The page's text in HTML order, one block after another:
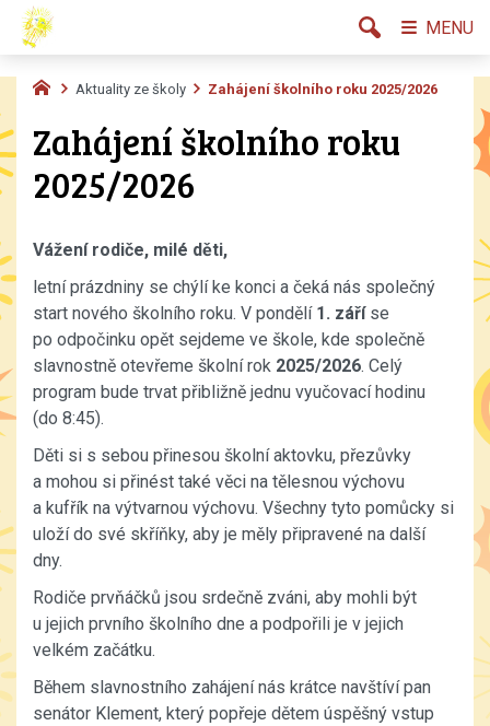
Aktuality ze školy Zahájení školního roku 2025/2026
Zahájení školního roku
2025/2026
Vážení rodiče, milé děti,
letní prázdniny se chýlí ke konci a čeká nás společný
start nového školního roku. V pondělí 1. záříse
po odpočinku opět sejdeme ve škole, kde společně
slavnostně otevřeme školní rok 2025/2026. Celý
program bude trvat přibližně jednu vyučovací hodinu
(do 8:45).
Děti si s sebou přinesou školní aktovku, přezůvky
a mohou si přinést také věci na tělesnou výchovu
a kufřík na výtvarnou výchovu. Všechny tyto pomůcky si
uloží do své skříňky, aby je měly připravené na další
dny.
Rodiče prvňáčků jsou srdečně zváni, aby mohli být
u jejich prvního školního dne a podpořili je v jejich
velkém začátku.
Během slavnostního zahájení nás krátce navštíví pan
senátor Klement, který popřeje dětem úspěšný vstup
MENU